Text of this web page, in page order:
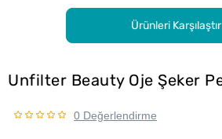
Ürünleri Karşılaştır
Unfilter Beauty Oje Şeker
0 Değerlendirme